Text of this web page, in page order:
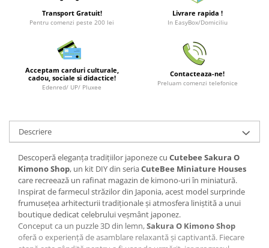
Lampi si brelocuri cu LED
Recipiente alimentare
Seturi emblematice
Lego Editions
Lego Friends
LEGO Ninjago
Transport Gratuit!
Pentru comenzi peste 200 lei
Livrare rapida !
In EasyBox/Domiciliu
Acceptam carduri culturale,
cadou, sociale si didactice!
Edenred/ UP/ Pluxee
Contacteaza-ne!
Preluam comenzi telefonice
Descriere
Descoperă eleganța tradițiilor japoneze cu Cutebee Sakura O
Kimono Shop, un kit DIY din seriaCuteBee Miniature Houses
care recreează un rafinat magazin de kimono-uri în miniatură.
Inspirat de farmecul străzilor din Japonia, acest model surprinde
frumusețea arhitecturii tradiționale și atmosfera liniștită a unui
boutique dedicat celebrului veșmânt japonez.
Conceput ca un puzzle 3D din lemn,Sakura O Kimono Shop
oferă o experiență de asamblare relaxantă și captivantă. Fiecare